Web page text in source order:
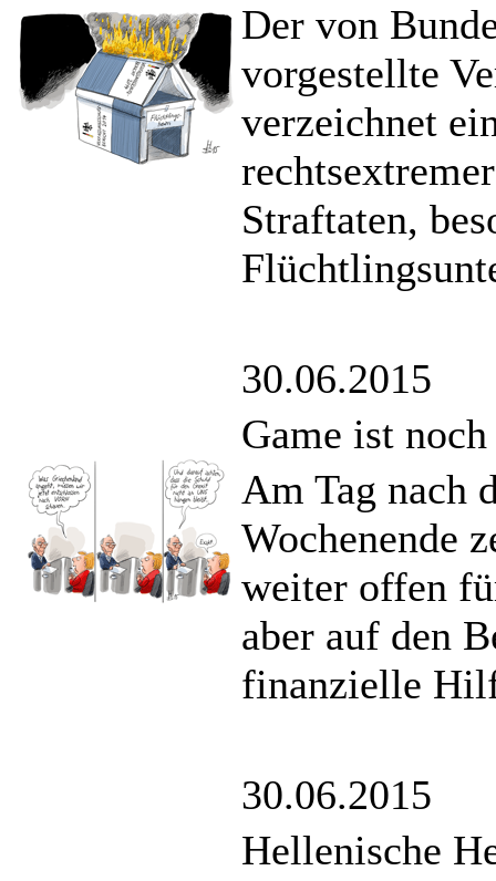
Der von
vorgestellte
verzeichnet
Straftaten,
30.06.2015
Game ist
Am Tag nach
Wochenende
weiter offen
aber auf den
finanzielle
30.06.2015
Hellenische